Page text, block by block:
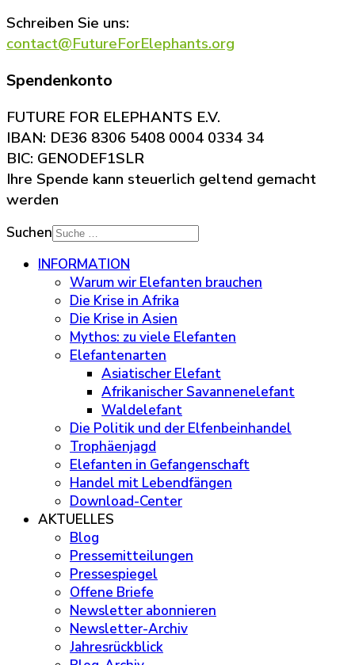
Schreiben Sie uns:
contact@FutureForElephants.org
Spendenkonto
FUTURE FOR ELEPHANTS E.V.
IBAN: DE36 8306 5408 0004 0334 34
BIC: GENODEF1SLR
Ihre Spende kann steuerlich geltend gemacht
werden
Suchen
INFORMATION
Warum wir Elefanten brauchen
Die Krise in Afrika
Die Krise in Asien
Mythos: zu viele Elefanten
Elefantenarten
Asiatischer Elefant
Afrikanischer Savannenelefant
Waldelefant
Die Politik und der Elfenbeinhandel
Trophäenjagd
Elefanten in Gefangenschaft
Handel mit Lebendfängen
Download-Center
AKTUELLES
Blog
Pressemitteilungen
Pressespiegel
Offene Briefe
Newsletter abonnieren
Newsletter-Archiv
Jahresrückblick